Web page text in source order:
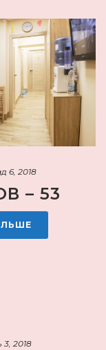
6, 2018
– 53
2018